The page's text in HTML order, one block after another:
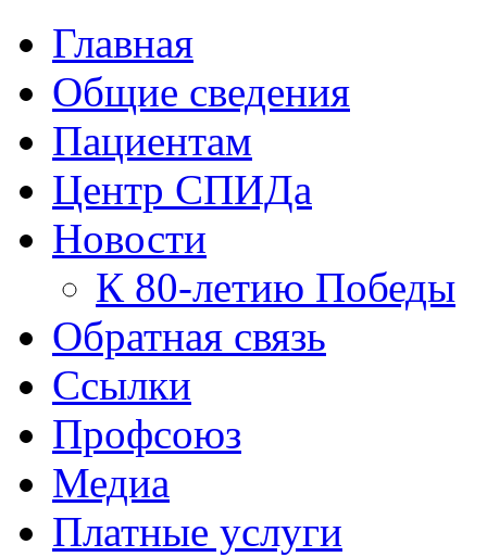
Главная
Общие сведения
Пациентам
Центр СПИДа
Новости
К 80-летию Победы
Обратная связь
Ссылки
Профсоюз
Медиа
Платные услуги